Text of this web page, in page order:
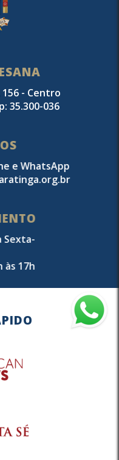
156 - Centro
35.300-036
e WhatsApp
Sexta-
às 17h